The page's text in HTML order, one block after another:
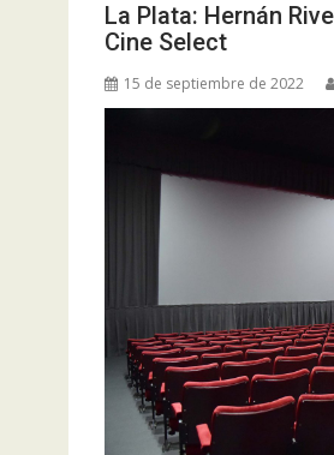
La Plata: Hernán
Cine Select
15 de septiembre de 2022